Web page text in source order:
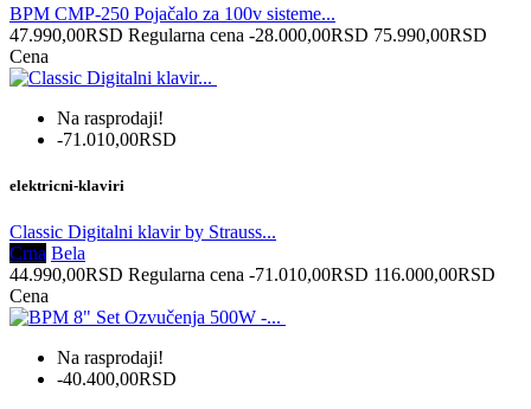
BPM CMP-250 Pojačalo za 100v sisteme...
47.990,00RSD Regularna cena -28.000,00RSD 75.990,00RSD
Cena
Na rasprodaji!
-71.010,00RSD
elektricni-klaviri
Classic Digitalni klavir by Strauss...
Crna Bela
44.990,00RSD Regularna cena -71.010,00RSD 116.000,00RSD
Cena
Na rasprodaji!
-40.400,00RSD